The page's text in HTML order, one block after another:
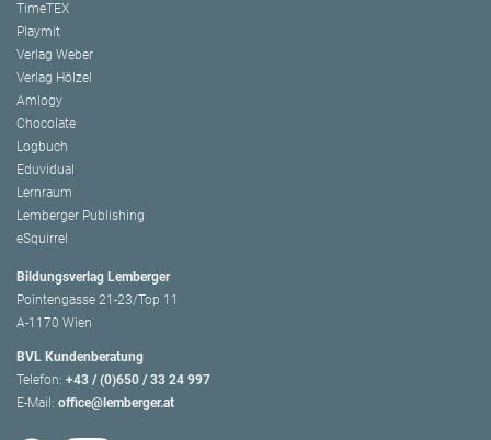
TimeTEX
Playmit
Verlag Weber
Verlag Hölzel
Amlogy
Chocolate
Logbuch
Eduvidual
Lernraum
Lemberger Publishing
eSquirrel
Bildungsverlag Lemberger
Pointengasse 21-23/Top 11
A-1170 Wien
BVL Kundenberatung
Telefon: +43 / (0)650 / 33 24 997
E-Mail: office@lemberger.at